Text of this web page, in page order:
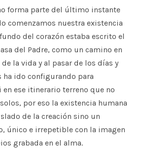
forma parte del último instante
comenzamos nuestra existencia
del corazón estaba escrito el
del Padre, como un camino en
la vida y al pasar de los días y
ha ido configurando para
en ese itinerario terreno que no
por eso la existencia humana
de la creación sino un
único e irrepetible con la imagen
grabada en el alma.